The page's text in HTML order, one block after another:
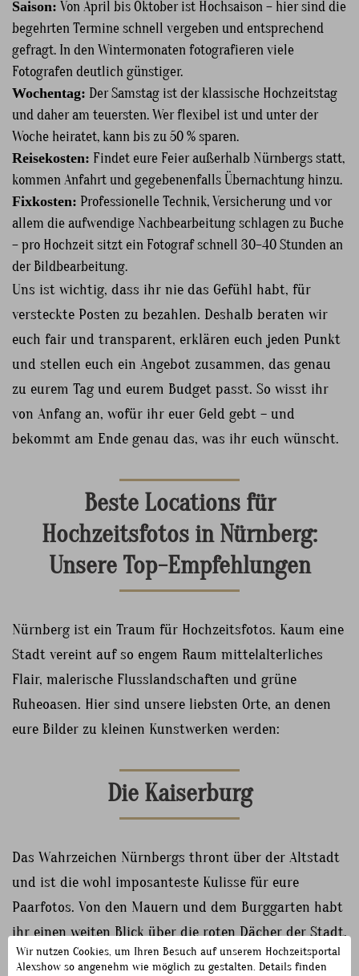
Saison: Von April bis Oktober ist Hochsaison – hier sind die
begehrten Termine schnell vergeben und entsprechend
gefragt. In den Wintermonaten fotografieren viele
Fotografen deutlich günstiger.
Wochentag: Der Samstag ist der klassische Hochzeitstag
und daher am teuersten. Wer flexibel ist und unter der
Woche heiratet, kann bis zu 50 % sparen.
Reisekosten: Findet eure Feier außerhalb Nürnbergs statt,
kommen Anfahrt und gegebenenfalls Übernachtung hinzu.
Fixkosten: Professionelle Technik, Versicherung und vor
allem die aufwendige Nachbearbeitung schlagen zu Buche
– pro Hochzeit sitzt ein Fotograf schnell 30–40 Stunden an
der Bildbearbeitung.
Uns ist wichtig, dass ihr nie das Gefühl habt, für
versteckte Posten zu bezahlen. Deshalb beraten wir
euch fair und transparent, erklären euch jeden Punkt
und stellen euch ein Angebot zusammen, das genau
zu eurem Tag und eurem Budget passt. So wisst ihr
von Anfang an, wofür ihr euer Geld gebt – und
bekommt am Ende genau das, was ihr euch wünscht.
Beste Locations für
Hochzeitsfotos in Nürnberg:
Unsere Top-Empfehlungen
Nürnberg ist ein Traum für Hochzeitsfotos. Kaum eine
Stadt vereint auf so engem Raum mittelalterliches
Flair, malerische Flusslandschaften und grüne
Ruheoasen. Hier sind unsere liebsten Orte, an denen
eure Bilder zu kleinen Kunstwerken werden:
Die Kaiserburg
Das Wahrzeichen Nürnbergs thront über der Altstadt
und ist die wohl imposanteste Kulisse für eure
Paarfotos. Von den Mauern und dem Burggarten habt
ihr einen weiten Blick über die roten Dächer der Stadt.
Besonders im Licht der späten Nachmittagssonne
Wir nutzen Cookies, um Ihren Besuch auf unserem Hochzeitsportal
Alexshow so angenehm wie möglich zu gestalten. Details finden